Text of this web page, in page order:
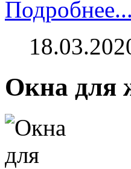
Подробнее...
Окна для